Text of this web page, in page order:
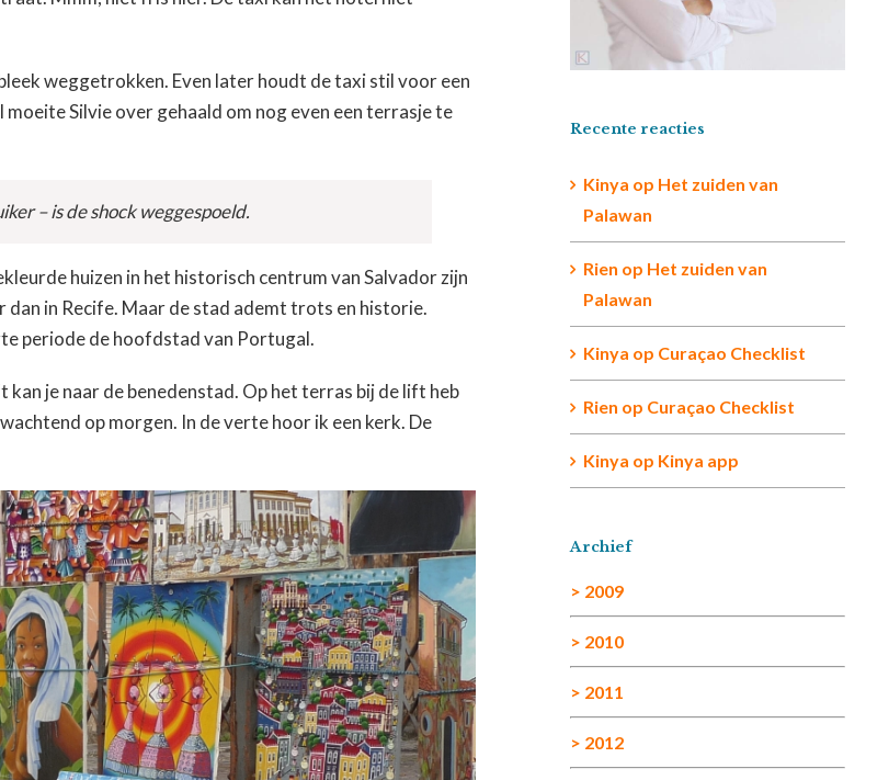
weggetrokken. Even later houdt de taxi stil voor een
Silvie over gehaald om nog even een terrasje te
– is de shock weggespoeld.
huizen in het historisch centrum van Salvador zijn
in Recife. Maar de stad ademt trots en historie.
periode de hoofdstad van Portugal.
je naar de benedenstad. Op het terras bij de lift heb
op morgen. In de verte hoor ik een kerk. De
Recente reacties
Kinya op Het zuiden van
Palawan
Rien op Het zuiden van
Palawan
Kinya op Curaçao Checklist
Rien op Curaçao Checklist
Kinya op Kinya app
Archief
> 2009
> 2010
> 2011
> 2012